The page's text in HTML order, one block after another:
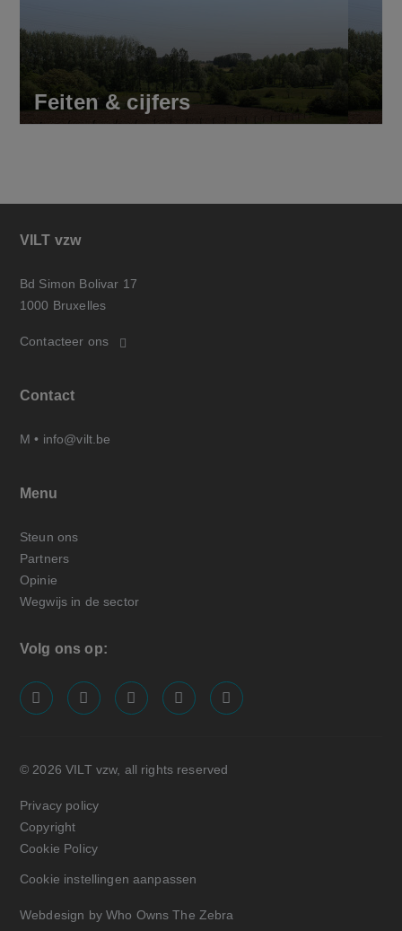
Feiten & cijfers
VILT vzw
Bd Simon Bolivar 17
1000 Bruxelles
Contacteer ons
Contact
M • info@vilt.be
Menu
Steun ons
Partners
Opinie
Wegwijs in de sector
Volg ons op:
screenreader.visit us on our facebook page: https://
screenreader.visit us on our linkedin page:
screenreader.visit us on our
screenreader.visit us on our x
screenreader.visit us on
© 2026 VILT vzw, all rights reserved
Privacy policy
Copyright
Cookie Policy
Cookie instellingen aanpassen
Webdesign by Who Owns The Zebra